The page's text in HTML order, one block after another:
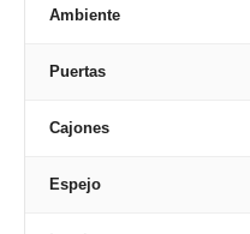
Ambiente
Puertas
Cajones
Espejo